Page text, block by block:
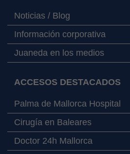
Noticias / Blog
Información corporativa
Juaneda en los medios
ACCESOS DESTACADOS
Palma de Mallorca Hospital
Cirugía en Baleares
Doctor 24h Mallorca